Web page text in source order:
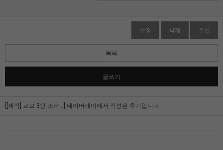
수정 삭제 추천
목록
글쓰기
[[제작] 로브 3인 소파...] 네이버페이에서 작성된 후기입니다.